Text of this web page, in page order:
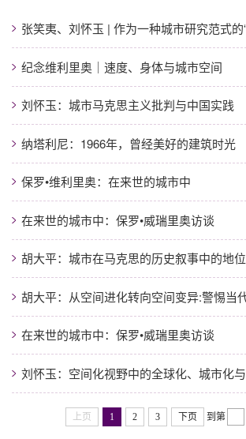
纪念维利里奥｜速度、身体与城市空间
刘怀玉：城市马克思主义批判与中国实践
纳塔利尼：1966年，曾经美好的建筑时光
保罗•维利里奥：在来世的城市中
在来世的城市中：保罗•威瑞里奥访谈
胡大平：城市在马克思的历史叙事中的地位
在来世的城市中：保罗•威瑞里奥访谈
上页 1 2 3 下页 到第